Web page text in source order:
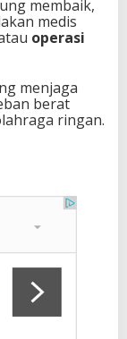
membaik,
medis
operasi
menjaga
berat
ringan.